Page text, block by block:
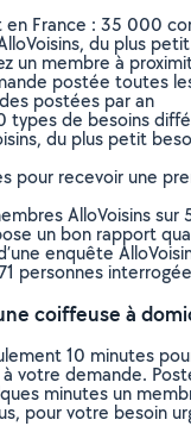
en France : 35 000
du plus
un membre à
postée toutes
postées par an
types de besoins
du plus petit
pour recevoir une
AlloVoisins sur
un bon rapport
enquête
personnes
coiffeuse à
10 minutes
votre demande.
minutes un
pour votre besoin